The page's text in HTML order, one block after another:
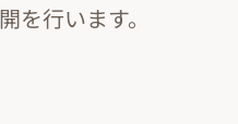
を行います。